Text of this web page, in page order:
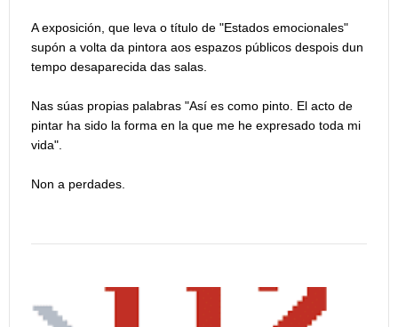
A exposición, que leva o título de "Estados emocionales"
supón a volta da pintora aos espazos públicos despois dun
tempo desaparecida das salas.
Nas súas propias palabras "Así es como pinto. El acto de
pintar ha sido la forma en la que me he expresado toda mi
vida".
Non a perdades.